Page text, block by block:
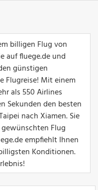
billigen Flug von
auf fluege.de und
günstigen
Flugreise! Mit einem
als 550 Airlines
Sekunden den besten
nach Xiamen. Sie
Flug
empfiehlt Ihnen
Konditionen.